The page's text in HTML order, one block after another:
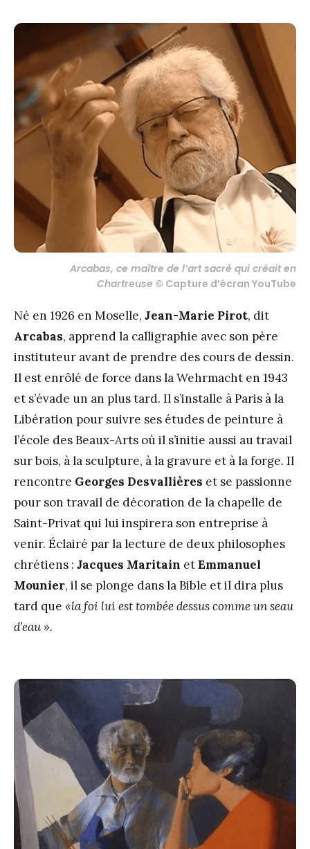
Arcabas, ce maître de l’art sacré qui créait en
Chartreuse © Capture d’écran YouTube
Né en 1926 en Moselle, Jean-Marie Pirot, dit
Arcabas, apprend la calligraphie avec son père
instituteur avant de prendre des cours de dessin.
Il est enrôlé de force dans la Wehrmacht en 1943
et s’évade un an plus tard. Il s’installe à Paris à la
Libération pour suivre ses études de peinture à
l’école des Beaux-Arts où il s’initie aussi au travail
sur bois, à la sculpture, à la gravure et à la forge. Il
rencontre Georges Desvallières et se passionne
pour son travail de décoration de la chapelle de
Saint-Privat qui lui inspirera son entreprise à
venir. Éclairé par la lecture de deux philosophes
chrétiens : Jacques Maritain etEmmanuel
Mounier, il se plonge dans la Bible et il dira plus
tard que «la foi lui est tombée dessus comme un seau
d’eau ».